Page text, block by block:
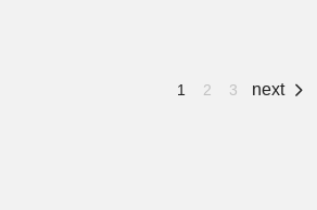
1 2 3